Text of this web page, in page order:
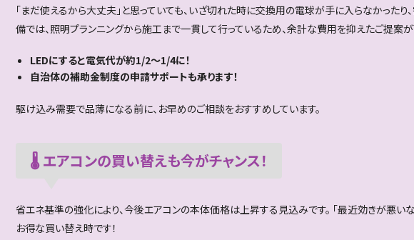
「まだ使えるから大丈夫」と思っていても、いざ切れた時に交換用の電球が手に入らなかった
備では、照明プランニングから施工まで一貫して行っているため、余計な費用を抑えたご提案が
LEDにすると電気代が約1/2～1/4に！
自治体の補助金制度の申請サポートも承ります！
駆け込み需要で品薄になる前に、お早めのご相談をおすすめしています。
🌡️ エアコンの買い替えも今がチャンス！
省エネ基準の強化により、今後エアコンの本体価格は上昇する見込みです。 「最近効きが悪い
お得な買い替え時です！